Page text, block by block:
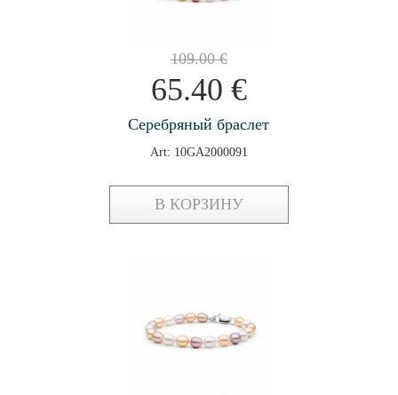
109.00€
65.40 €
Серебряный браслет
Art: 10GA2000091
В КОРЗИНУ